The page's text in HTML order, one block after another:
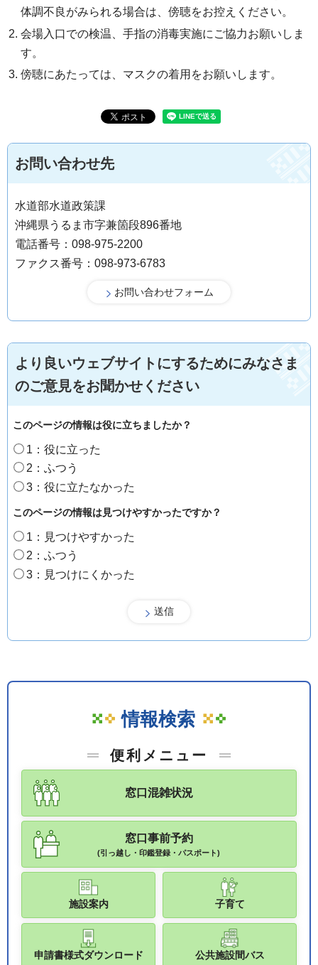
体調不良がみられる場合は、傍聴をお控えください。
会場入口での検温、手指の消毒実施にご協力お願いしま
す。
傍聴にあたっては、マスクの着用をお願いします。
お問い合わせ先
水道部水道政策課
沖縄県うるま市字兼箇段896番地
電話番号：098-975-2200
ファクス番号：098-973-6783
より良いウェブサイトにするためにみなさま
のご意見をお聞かせください
このページの情報は役に立ちましたか？
1：役に立った
2：ふつう
3：役に立たなかった
このページの情報は見つけやすかったですか？
1：見つけやすかった
2：ふつう
3：見つけにくかった
情報検索
便利メニュー
窓口混雑状況
窓口事前予約
(引っ越し・印鑑登録・パスポート)
施設案内 子育て
申請書様式ダウンロード 公共施設間バス